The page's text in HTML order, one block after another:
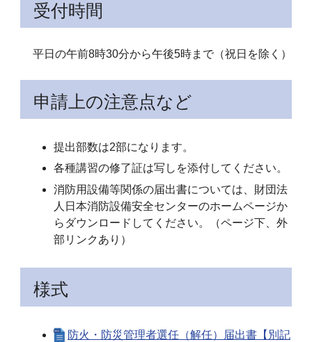
受付時間
平日の午前8時30分から午後5時まで（祝日を除く）
申請上の注意点など
提出部数は2部になります。
各種講習の修了証は写しを添付してください。
消防用設備等関係の届出書については、財団法
人日本消防設備安全センターのホームページか
らダウンロードしてください。（ページ下、外
部リンクあり）
様式
防火・防災管理者選任（解任）届出書【別記